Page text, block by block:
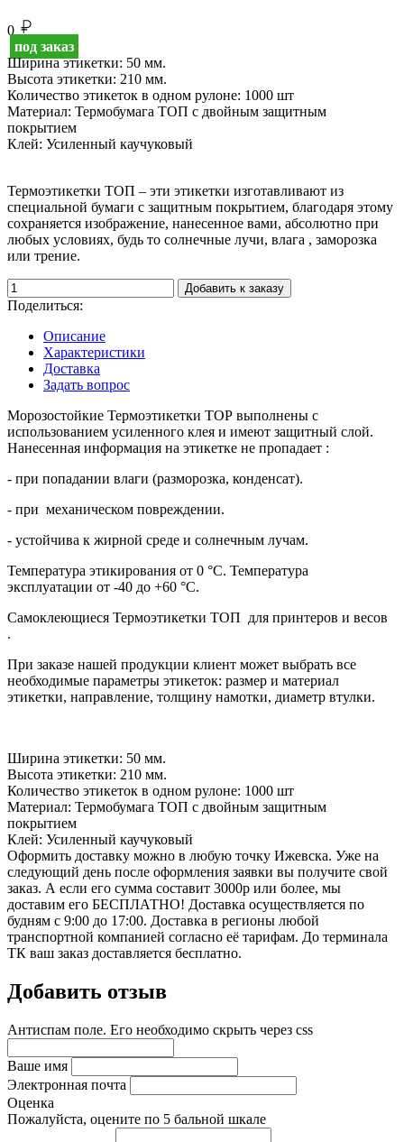
0
под заказ
Ширина этикетки: 50 мм.
Высота этикетки: 210 мм.
Количество этикеток в одном рулоне: 1000 шт
Материал: Термобумага ТОП с двойным защитным
покрытием
Клей: Усиленный каучуковый
Термоэтикетки ТОП – эти этикетки изготавливают из
специальной бумаги с защитным покрытием, благодаря этому
сохраняется изображение, нанесенное вами, абсолютно при
любых условиях, будь то солнечные лучи, влага , заморозка
или трение.
Добавить к заказу
Поделиться:
Описание
Характеристики
Доставка
Задать вопрос
Морозостойкие Термоэтикетки ТОР выполнены с
использованием усиленного клея и имеют защитный слой.
Нанесенная информация на этикетке не пропадает :
- при попадании влаги (разморозка, конденсат).
- при механическом повреждении.
- устойчива к жирной среде и солнечным лучам.
Температура этикирования от 0 °C. Температура
эксплуатации от -40 до +60 °C.
Самоклеющиеся Термоэтикетки ТОП для принтеров и весов
.
При заказе нашей продукции клиент может выбрать все
необходимые параметры этикеток: размер и материал
этикетки, направление, толщину намотки, диаметр втулки.
Ширина этикетки: 50 мм.
Высота этикетки: 210 мм.
Количество этикеток в одном рулоне: 1000 шт
Материал: Термобумага ТОП с двойным защитным
покрытием
Клей: Усиленный каучуковый
Оформить доставку можно в любую точку Ижевска. Уже на
следующий день после оформления заявки вы получите свой
заказ. А если его сумма составит 3000р или более, мы
доставим его БЕСПЛАТНО! Доставка осуществляется по
будням с 9:00 до 17:00. Доставка в регионы любой
транспортной компанией согласно её тарифам. До терминала
ТК ваш заказ доставляется бесплатно.
Добавить отзыв
Антиспам поле. Его необходимо скрыть через css
Ваше имя
Электронная почта
Оценка
Пожалуйста, оцените по 5 бальной шкале